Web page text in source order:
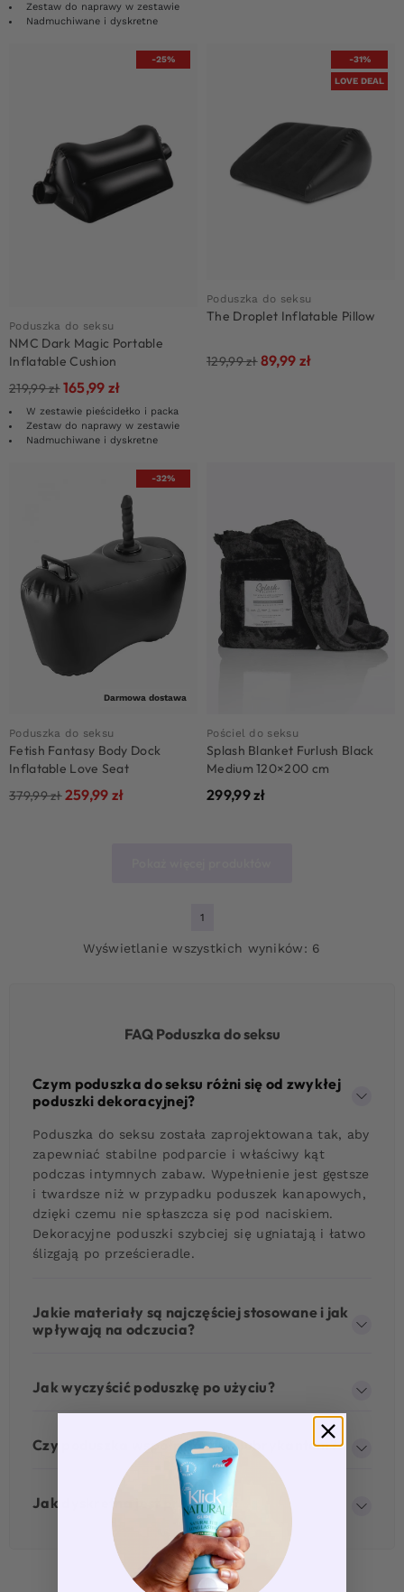
Zestaw do naprawy w zestawie
Nadmuchiwane i dyskretne
-25%
Poduszka do seksu
NMC Dark Magic Portable
Inflatable Cushion
219,99zł165,99 zł
W zestawie pieścidełko i packa
Zestaw do naprawy w zestawie
Nadmuchiwane i dyskretne
-31%
LOVE DEAL
Poduszka do seksu
The Droplet Inflatable Pillow
129,99zł89,99 zł
-32%
Darmowa dostawa
Poduszka do seksu
Fetish Fantasy Body Dock
Inflatable Love Seat
379,99zł259,99 zł
Pościel do seksu
Splash Blanket Furlush Black
Medium 120×200 cm
299,99zł
1
Wyświetlanie wszystkich wyników: 6
FAQ Poduszka do seksu
Czym poduszka do seksu różni się od zwykłej
poduszki dekoracyjnej?
Poduszka do seksu została zaprojektowana tak, aby
zapewniać stabilne podparcie i właściwy kąt
podczas intymnych zabaw. Wypełnienie jest gęstsze
i twardsze niż w przypadku poduszek kanapowych,
dzięki czemu nie spłaszcza się pod naciskiem.
Dekoracyjne poduszki szybciej się ugniatają i łatwo
ślizgają po prześcieradle.
Jakie materiały są najczęściej stosowane i jak
wpływają na odczucia?
Jak wyczyścić poduszkę po użyciu?
Czy poduszka współpracuje z lubrykantem?
Jak dyskretna jest przesyłka?